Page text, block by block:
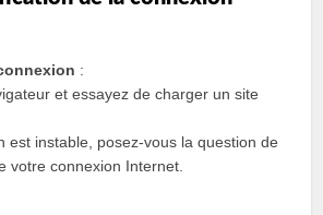
:
et essayez de charger un site
est instable, posez-vous la question de
votre connexion Internet.